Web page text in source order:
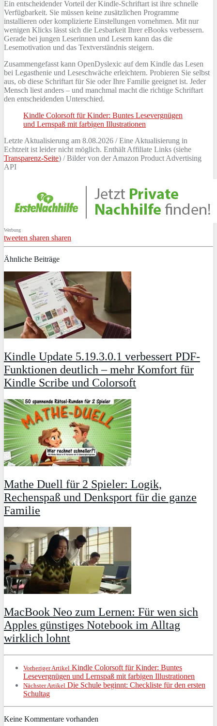
Ein entscheidender Vorteil der Kindle-Schriftart ist ihre schnelle
Verfügbarkeit. Sie müssen keine zusätzlichen Programme
installieren oder komplizierte Einstellungen vornehmen. Mit nur
wenigen Klicks lässt sich die Lesbarkeit Ihrer eBooks verbessern.
Gerade bei jungen Leserinnen und Lesern kann das die
Lesemotivation und das Textverständnis steigern.
Zusammengefasst kann OpenDyslexic auf dem Kindle das Lesen
bei Legasthenie und Leseschwäche erleichtern. Probieren Sie selbst
aus, ob diese Schriftart für Sie oder Ihre Familie geeignet ist. Jeder
Mensch liest anders – und manchmal macht die richtige Schriftart
den entscheidenden Unterschied.
Kindle Colorsoft für Kinder: Buntes Lesevergnügen
und Lernspaß mit farbigen Illustrationen
Letzte Aktualisierung am 8.08.2026 / Eine Aktualisierung in
Echtzeit ist leider nicht möglich. Enthält Affiliate Links (siehe
Transparenz-Seite) / Bilder von der Amazon Product Advertising
API
Werbung
tweeten sharen sharen
Ähnliche Beiträge
Kindle Update 5.19.3.0.1 verbessert PDF-
Funktionen deutlich – mehr Komfort für
Kindle Scribe und Colorsoft
Mathe Duell für 2 Spieler: Logik,
Rechenspaß und Denksport für die ganze
Familie
MacBook Neo zum Lernen: Für wen sich
Apples günstiges Notebook im Alltag
wirklich lohnt
Vorheriger Artikel Kindle Colorsoft für Kinder: Buntes
Lesevergnügen und Lernspaß mit farbigen Illustrationen
Nächster Artikel Die Schule beginnt: Checkliste für den ersten
Schultag
Keine Kommentare vorhanden